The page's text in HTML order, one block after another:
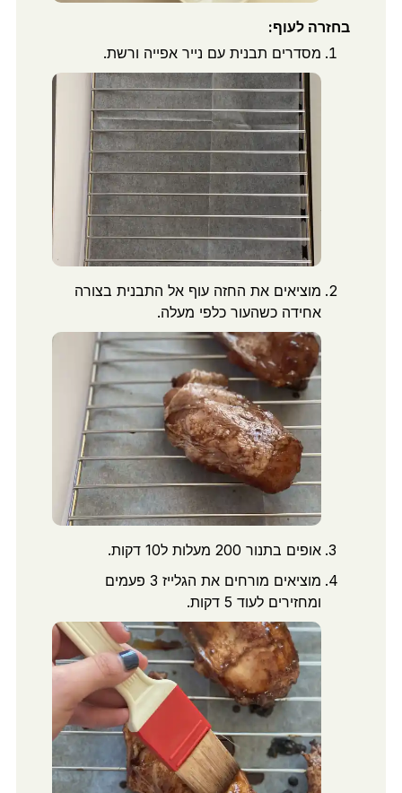
בחזרה לעוף:
מסדרים תבנית עם נייר אפייה ורשת.
מוציאים את החזה עוף אל התבנית בצורה
אחידה כשהעור כלפי מעלה.
אופים בתנור 200 מעלות ל10 דקות.
מוציאים מורחים את הגלייז 3 פעמים
ומחזירים לעוד 5 דקות.